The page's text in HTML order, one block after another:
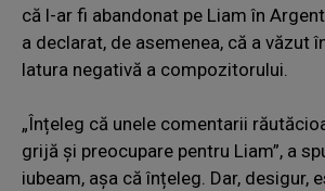
că l-ar fi abandonat pe Liam în
a declarat, de asemenea, că a văzut
latura negativă a compozitorului.
„Înțeleg că unele comentarii
grijă și preocupare pentru Liam”, a
iubeam, așa că înțeleg. Dar, desigur,